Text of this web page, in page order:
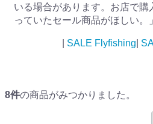
いる場合があります。お店で
っていたセール商品がほしい。
SALE Flyfishing
8件の商品がみつかりました。